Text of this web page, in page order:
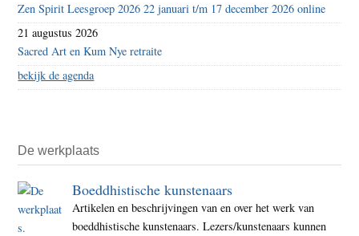
Zen Spirit Leesgroep 2026 22 januari t/m 17 december 2026 online
21 augustus 2026
Sacred Art en Kum Nye retraite
bekijk de agenda
De werkplaats
Boeddhistische kunstenaars
Artikelen en beschrijvingen van en over het werk van
boeddhistische kunstenaars. Lezers/kunstenaars kunnen